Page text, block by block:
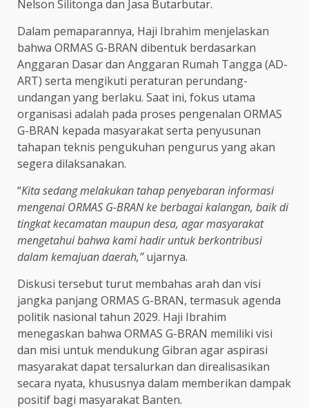
Nelson Silitonga dan Jasa Butarbutar.
Dalam pemaparannya, Haji Ibrahim menjelaskan
bahwa ORMAS G-BRAN dibentuk berdasarkan
Anggaran Dasar dan Anggaran Rumah Tangga (AD-
ART) serta mengikuti peraturan perundang-
undangan yang berlaku. Saat ini, fokus utama
organisasi adalah pada proses pengenalan ORMAS
G-BRAN kepada masyarakat serta penyusunan
tahapan teknis pengukuhan pengurus yang akan
segera dilaksanakan.
“Kita sedang melakukan tahap penyebaran informasi
mengenai ORMAS G-BRAN ke berbagai kalangan, baik di
tingkat kecamatan maupun desa, agar masyarakat
mengetahui bahwa kami hadir untuk berkontribusi
dalam kemajuan daerah,”ujarnya.
Diskusi tersebut turut membahas arah dan visi
jangka panjang ORMAS G-BRAN, termasuk agenda
politik nasional tahun 2029. Haji Ibrahim
menegaskan bahwa ORMAS G-BRAN memiliki visi
dan misi untuk mendukung Gibran agar aspirasi
masyarakat dapat tersalurkan dan direalisasikan
secara nyata, khususnya dalam memberikan dampak
positif bagi masyarakat Banten.